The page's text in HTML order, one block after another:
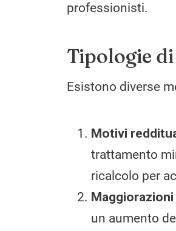
professionisti.
Tipologie
Esistono diverse
Motivi
trattamento
ricalcolo per
un aumento